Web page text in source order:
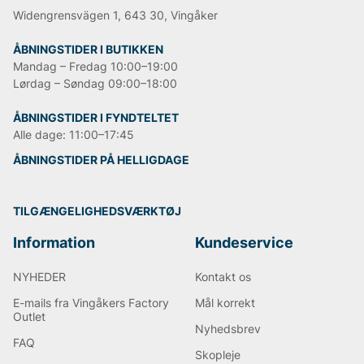
Widengrensvägen 1, 643 30, Vingåker
ÅBNINGSTIDER I BUTIKKEN
Mandag – Fredag 10:00–19:00
Lørdag – Søndag 09:00–18:00
ÅBNINGSTIDER I FYNDTELTET
Alle dage: 11:00–17:45
ÅBNINGSTIDER PÅ HELLIGDAGE
TILGÆNGELIGHEDSVÆRKTØJ
Information
NYHEDER
E-mails fra Vingåkers Factory
Outlet
FAQ
Kundeservice
Kontakt os
Mål korrekt
Nyhedsbrev
Skopleje